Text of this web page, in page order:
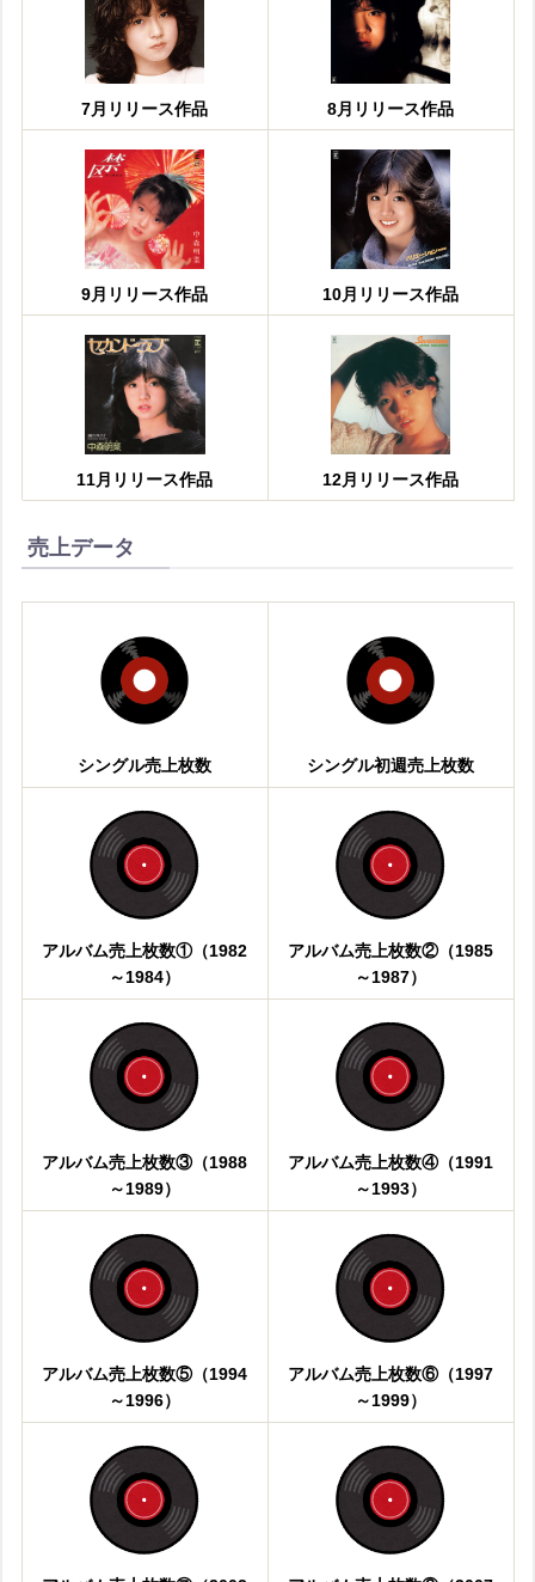
7月リリース作品 8月リリース作品
9月リリース作品 10月リリース作品
11月リリース作品 12月リリース作品
売上データ
シングル売上枚数 シングル初週売上枚数
アルバム売上枚数①（1982
～1984）
アルバム売上枚数②（1985
～1987）
アルバム売上枚数③（1988
～1989）
アルバム売上枚数④（1991
～1993）
アルバム売上枚数⑤（1994
～1996）
アルバム売上枚数⑥（1997
～1999）